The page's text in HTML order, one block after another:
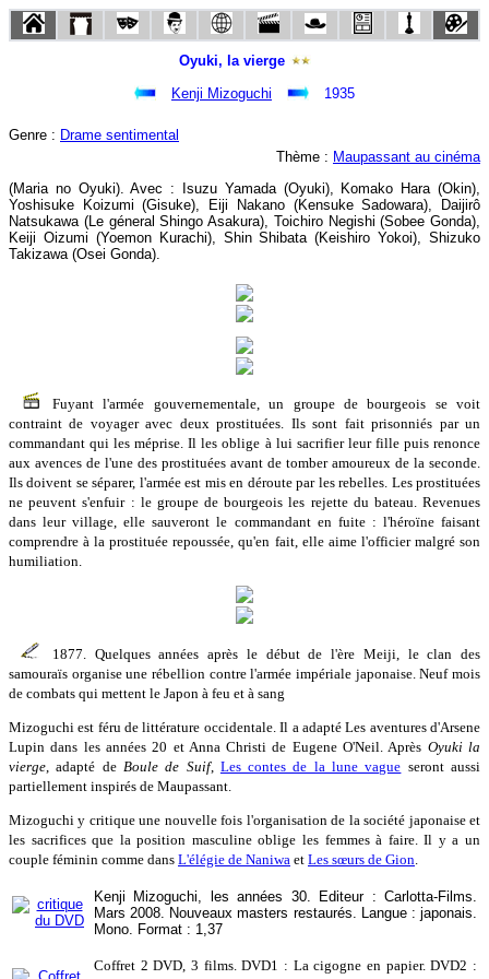
Oyuki, la vierge
Kenji Mizoguchi
1935
Genre : Drame sentimental
Thème : Maupassant au cinéma
(Maria no Oyuki). Avec : Isuzu Yamada (Oyuki), Komako Hara (Okin),
Yoshisuke Koizumi (Gisuke), Eiji Nakano (Kensuke Sadowara), Daijirô
Natsukawa (Le géneral Shingo Asakura), Toichiro Negishi (Sobee Gonda),
Keiji Oizumi (Yoemon Kurachi), Shin Shibata (Keishiro Yokoi), Shizuko
Takizawa (Osei Gonda).
Fuyant l'armée gouvernementale, un groupe de bourgeois se voit
contraint de voyager avec deux prostituées. Ils sont fait prisonniés par un
commandant qui les méprise. Il les oblige à lui sacrifier leur fille puis renonce
aux avences de l'une des prostituées avant de tomber amoureux de la seconde.
Ils doivent se séparer, l'armée est mis en déroute par les rebelles. Les prostituées
ne peuvent s'enfuir : le groupe de bourgeois les rejette du bateau. Revenues
dans leur village, elle sauveront le commandant en fuite : l'héroïne faisant
comprendre à la prostituée repoussée, qu'en fait, elle aime l'officier malgré son
humiliation.
1877. Quelques années après le début de l'ère Meiji, le clan des
samouraïs organise une rébellion contre l'armée impériale japonaise. Neuf mois
de combats qui mettent le Japon à feu et à sang
Mizoguchi est féru de littérature occidentale. Il a adapté Les aventures d'Arsene
Lupin dans les années 20 et Anna Christi de Eugene O'Neil. Après Oyuki la
vierge , adapté de Boule de Suif, Les contes de la lune vague seront aussi
partiellement inspirés de Maupassant.
Mizoguchi y critique une nouvelle fois l'organisation de la société japonaise et
les sacrifices que la position masculine oblige les femmes à faire. Il y a un
couple féminin comme dans L'élégie de Naniwa et Les sœurs de Gion.
Kenji Mizoguchi, les années 30. Editeur : Carlotta-Films.
Mars 2008. Nouveaux masters restaurés. Langue : japonais.
Mono. Format : 1,37
Coffret 2 DVD, 3 films. DVD1 : La cigogne en papier. DVD2 :